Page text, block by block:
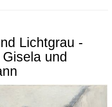
Lichtgrau -
und